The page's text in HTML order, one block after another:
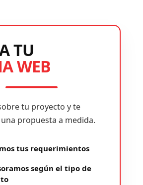
TU
WEB
tu proyecto y te
propuesta a medida.
tus requerimientos
según el tipo de